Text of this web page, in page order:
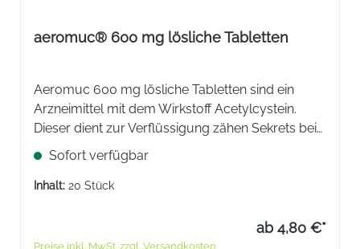
aeromuc® 600 mg lösliche Tabletten
Aeromuc 600 mg lösliche Tabletten sind ein
Arzneimittel mit dem Wirkstoff Acetylcystein.
Dieser dient zur Verflüssigung zähen Sekrets bei
Erkrankungen der oberen und unteren Luftwege.
Zur Anwendung bei Atemwegserkrankungen mit
Schleimbildung.
Sofort verfügbar
Inhalt: 20 Stück
ab 4,80 €*
Preise inkl. MwSt. zzgl. Versandkosten